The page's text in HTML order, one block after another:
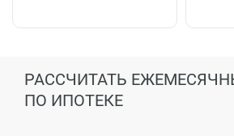
РАССЧИТАТЬ
ПО ИПОТЕКЕ